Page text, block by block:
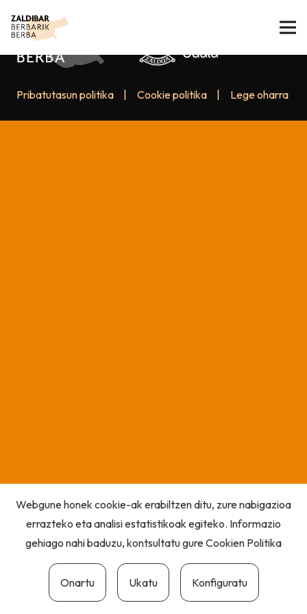
Pribatutasun politika Cookie politika Lege oharra
Webgune honek cookie-ak erabiltzen ditu, zure nabigazioa
errazteko eta analisi estatistikoak egiteko. Informazio
gehiago nahi baduzu, kontsultatu gureCookien Politika
Onartu Ukatu Konfiguratu